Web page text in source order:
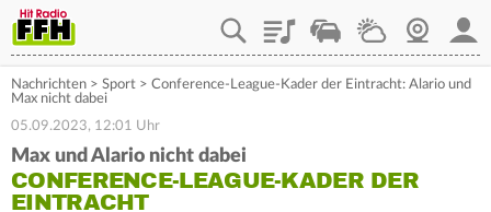
PlaylistStaupilotWetterWebcam
Nachrichten > Sport > Conference-League-Kader der Eintracht: Alario und
Max nicht dabei
05.09.2023, 12:01 Uhr
Max und Alario nicht dabei
CONFERENCE-LEAGUE-KADER DER
EINTRACHT